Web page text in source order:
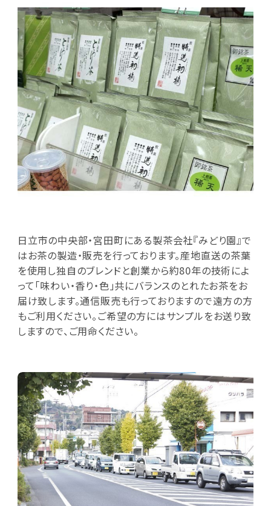
日立市の中央部・宮田町にある製茶会社『みどり園』で
はお茶の製造・販売を行っております。産地直送の茶葉
を使用し独自のブレンドと創業から約80年の技術によ
って「味わい・香り・色」共にバランスのとれたお茶をお
届け致します。通信販売も行っておりますので遠方の方
もご利用ください。ご希望の方にはサンプルをお送り致
しますので、ご用命ください。